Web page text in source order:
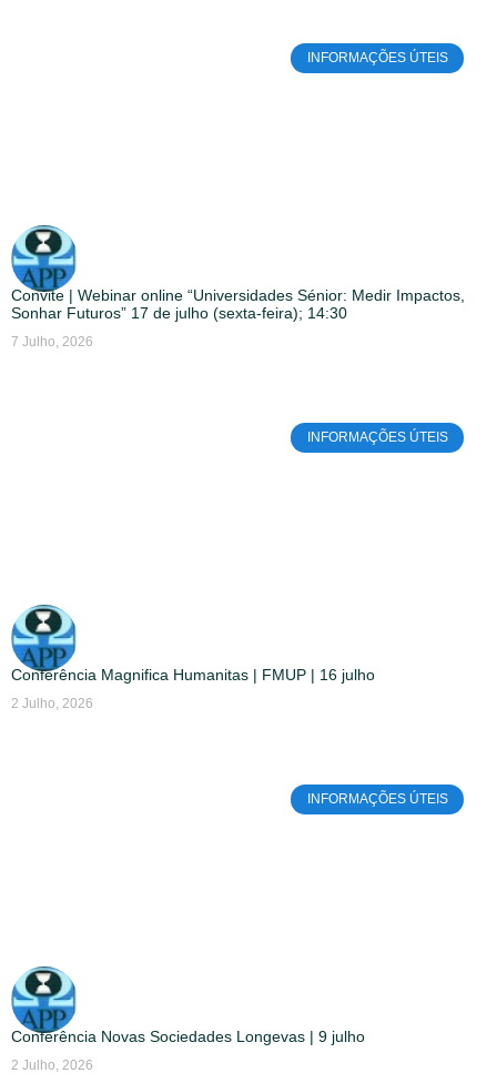
INFORMAÇÕES ÚTEIS
Convite | Webinar online “Universidades Sénior: Medir Impactos,
Sonhar Futuros” 17 de julho (sexta-feira); 14:30
7 Julho, 2026
INFORMAÇÕES ÚTEIS
Conferência Magnifica Humanitas | FMUP | 16 julho
2 Julho, 2026
INFORMAÇÕES ÚTEIS
Conferência Novas Sociedades Longevas | 9 julho
2 Julho, 2026